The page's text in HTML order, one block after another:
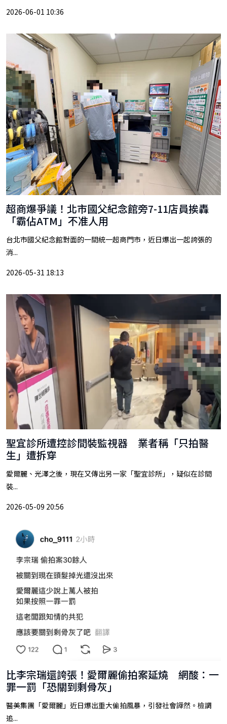
2026-06-01 10:36
超商爆爭議！北市國父紀念館旁7-11店員挨轟
「霸佔ATM」不准人用
台北市國父紀念館對面的一間統一超商門市，近日爆出一起誇張的
消...
2026-05-31 18:13
聖宜診所遭控診間裝監視器 業者稱「只拍醫
生」遭拆穿
愛爾麗、光澤之後，現在又傳出另一家「聖宜診所」，疑似在診間
裝...
2026-05-09 20:56
比李宗瑞還誇張！愛爾麗偷拍案延燒 網酸：一
罪一罰「恐關到剩骨灰」
醫美集團「愛爾麗」近日爆出重大偷拍風暴，引發社會譁然。檢調
追...